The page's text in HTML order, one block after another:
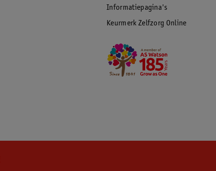
Informatiepagina's
Keurmerk Zelfzorg Online